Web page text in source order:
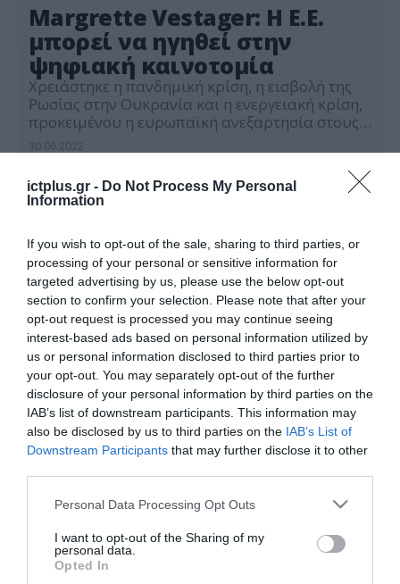
ictplus.gr - Do Not Process My Personal
Information
If you wish to opt-out of the sale, sharing to third parties, or
processing of your personal or sensitive information for
targeted advertising by us, please use the below opt-out
section to confirm your selection. Please note that after your
opt-out request is processed you may continue seeing
interest-based ads based on personal information utilized by
us or personal information disclosed to third parties prior to
your opt-out. You may separately opt-out of the further
disclosure of your personal information by third parties on the
IAB’s list of downstream participants. This information may
also be disclosed by us to third parties on the IAB’s List of
Downstream Participants that may further disclose it to other
Please note that this website/app uses one or more Google
not limited to your visit or usage behaviour. You may click to
grant or deny consent to Google and its third-party tags to
use your data for below specified purposes in below Google
Personal Data Processing Opt Outs
I want to opt-out of the Sharing of my
personal data.
Opted In
Margrette Vestager: Η Ε.Ε.
μπορεί να ηγηθεί στην
ψηφιακή καινοτομία
Χρειάστηκε η πανδημική κρίση, η εισβολή της
Ρωσίας στην Ουκρανία και η ενεργειακή κρίση,
προκειμένου η ευρωπαϊκή ανεξαρτησία στους
γένει να καταστεί βασικός στόχος στο πλαίσιο
της ενίσχυσης της αυτόνομης πορείας της
Κοινότητας σε ένα διεθνές περιβάλλον που
μεταλλάσσεται ραγδαία, αναδεικνύοντας νέες
απαιτήσεις, όπως τόνισε […]